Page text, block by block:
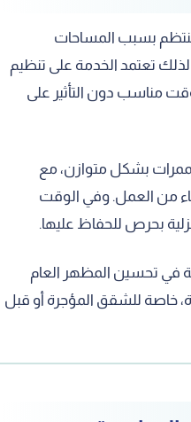
بسبب المساحات
لذلك تعتمد الخدمة على تنظيم
مناسب دون التأثير على
بشكل متوازن، مع
من العمل. وفي الوقت
بحرص للحفاظ عليها.
في تحسين المظهر العام
خاصة للشقق المؤجرة أو قبل